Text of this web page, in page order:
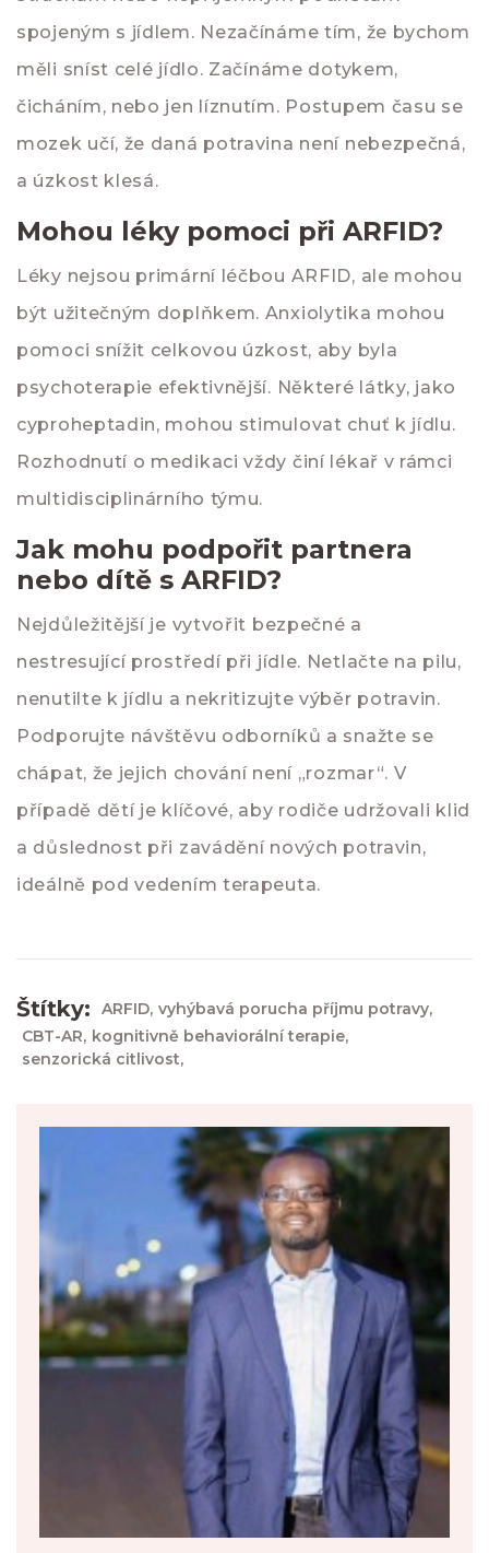
spojeným s jídlem. Nezačínáme tím, že bychom
měli sníst celé jídlo. Začínáme dotykem,
čicháním, nebo jen líznutím. Postupem času se
mozek učí, že daná potravina není nebezpečná,
a úzkost klesá.
Mohou léky pomoci při ARFID?
Léky nejsou primární léčbou ARFID, ale mohou
být užitečným doplňkem. Anxiolytika mohou
pomoci snížit celkovou úzkost, aby byla
psychoterapie efektivnější. Některé látky, jako
cyproheptadin, mohou stimulovat chuť k jídlu.
Rozhodnutí o medikaci vždy činí lékař v rámci
multidisciplinárního týmu.
Jak mohu podpořit partnera
nebo dítě s ARFID?
Nejdůležitější je vytvořit bezpečné a
nestresující prostředí při jídle. Netlačte na pilu,
nenutilte k jídlu a nekritizujte výběr potravin.
Podporujte návštěvu odborníků a snažte se
chápat, že jejich chování není „rozmar“. V
případě dětí je klíčové, aby rodiče udržovali klid
a důslednost při zavádění nových potravin,
ideálně pod vedením terapeuta.
Štítky: ARFID, vyhýbavá porucha příjmu potravy,
CBT-AR, kognitivně behaviorální terapie,
senzorická citlivost,